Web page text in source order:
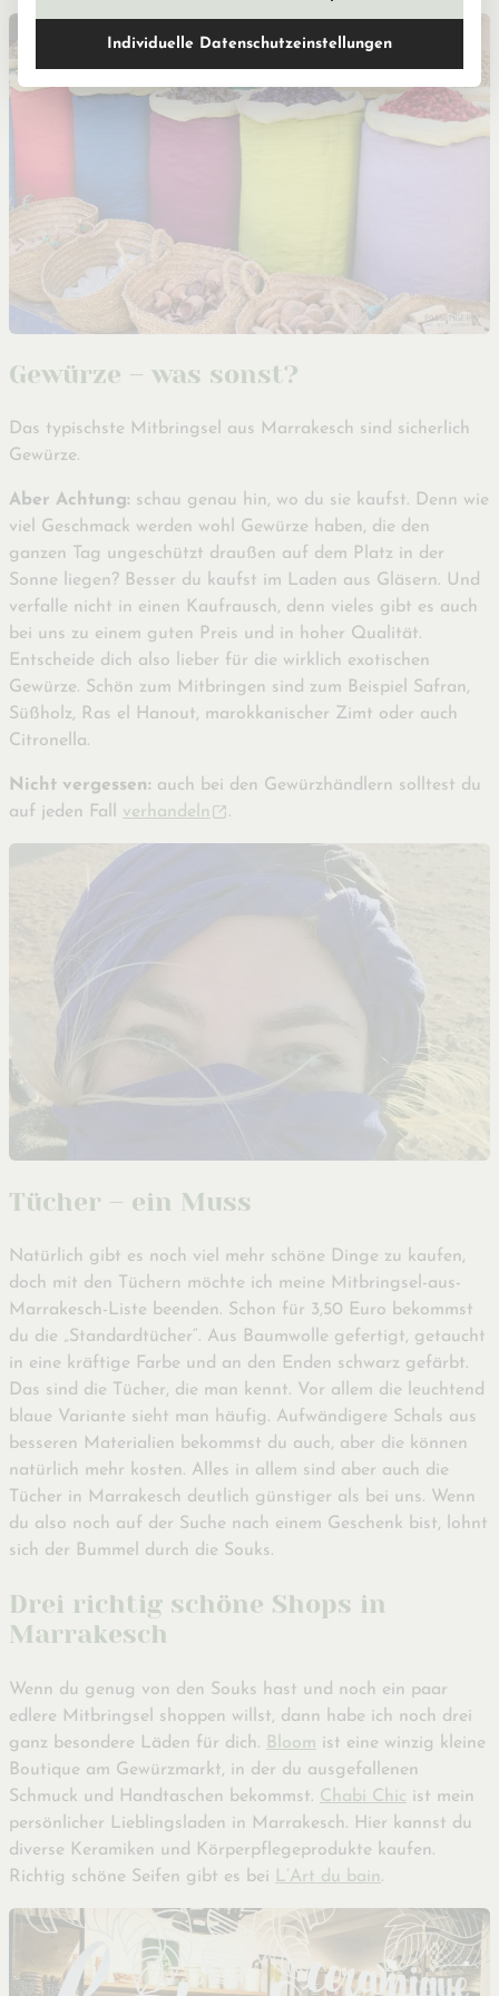
Gewürze – was sonst?
Das typischste Mitbringsel aus Marrakesch sind sicherlich
Gewürze.
Aber Achtung: schau genau hin, wo du sie kaufst. Denn wie
viel Geschmack werden wohl Gewürze haben, die den
ganzen Tag ungeschützt draußen auf dem Platz in der
Sonne liegen? Besser du kaufst im Laden aus Gläsern. Und
verfalle nicht in einen Kaufrausch, denn vieles gibt es auch
bei uns zu einem guten Preis und in hoher Qualität.
Entscheide dich also lieber für die wirklich exotischen
Gewürze. Schön zum Mitbringen sind zum Beispiel Safran,
Süßholz, Ras el Hanout, marokkanischer Zimt oder auch
Citronella.
Nicht vergessen: auch bei den Gewürzhändlern solltest du
auf jeden Fall verhandeln .
Tücher – ein Muss
Natürlich gibt es noch viel mehr schöne Dinge zu kaufen,
doch mit den Tüchern möchte ich meine Mitbringsel-aus-
Marrakesch-Liste beenden. Schon für 3,50 Euro bekommst
du die „Standardtücher“. Aus Baumwolle gefertigt, getaucht
in eine kräftige Farbe und an den Enden schwarz gefärbt.
Das sind die Tücher, die man kennt. Vor allem die leuchtend
blaue Variante sieht man häufig. Aufwändigere Schals aus
besseren Materialien bekommst du auch, aber die können
natürlich mehr kosten. Alles in allem sind aber auch die
Tücher in Marrakesch deutlich günstiger als bei uns. Wenn
du also noch auf der Suche nach einem Geschenk bist, lohnt
sich der Bummel durch die Souks.
Drei richtig schöne Shops in
Marrakesch
Wenn du genug von den Souks hast und noch ein paar
edlere Mitbringsel shoppen willst, dann habe ich noch drei
ganz besondere Läden für dich. Bloom ist eine winzig kleine
Boutique am Gewürzmarkt, in der du ausgefallenen
Schmuck und Handtaschen bekommst. Chabi Chic ist mein
persönlicher Lieblingsladen in Marrakesch. Hier kannst du
diverse Keramiken und Körperpflegeprodukte kaufen.
Richtig schöne Seifen gibt es bei L’Art du bain.
Individuelle Datenschutzeinstellungen